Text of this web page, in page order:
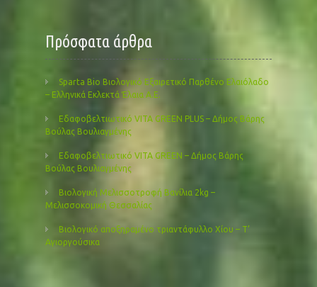
Πρόσφατα άρθρα
Sparta Bio Βιολογικό Εξαιρετικό Παρθένο Ελαιόλαδο
– Ελληνικά Εκλεκτά Έλαια Α.Ε.
Εδαφοβελτιωτικό VITA GREEN PLUS – Δήμος Βάρης
Βούλας Βουλιαγμένης
Εδαφοβελτιωτικό VITA GREEN – Δήμος Βάρης
Βούλας Βουλιαγμένης
Βιολογική Μελισσοτροφή Βανίλια 2kg –
Μελισσοκομική Θεσσαλίας
Βιολογικό αποξηραμένο τριαντάφυλλο Χίου – Τ’
Αγιοργούσικα